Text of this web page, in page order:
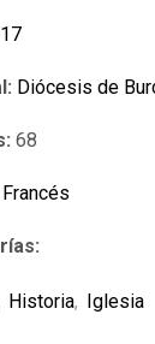
Diócesis de
68
Francés
Historia, Iglesia